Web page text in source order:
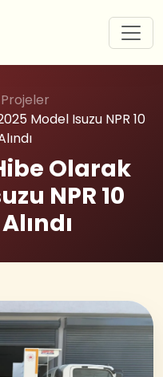
Projeler
Model Isuzu NPR 10
Olarak
NPR 10